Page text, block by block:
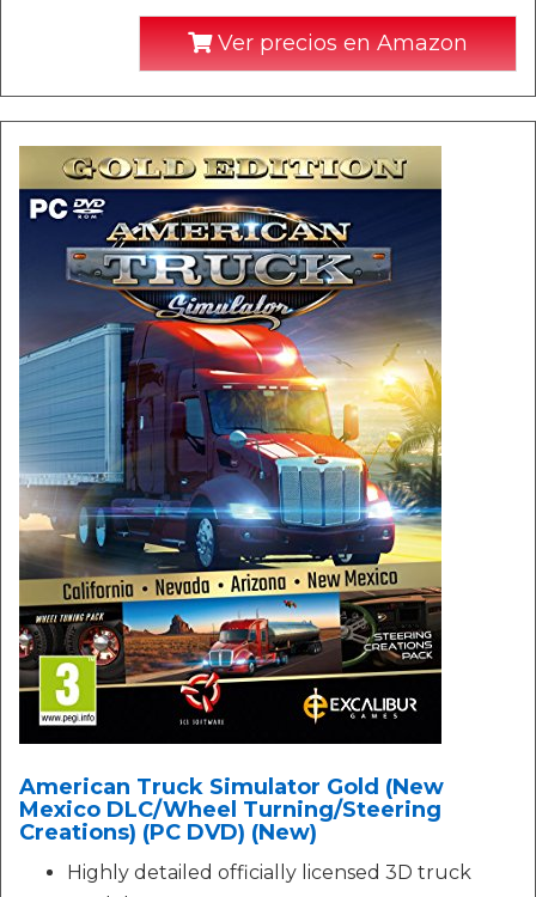
Ver precios en Amazon
American Truck Simulator Gold (New
Mexico DLC/Wheel Turning/Steering
Creations) (PC DVD) (New)
Highly detailed officially licensed 3D truck